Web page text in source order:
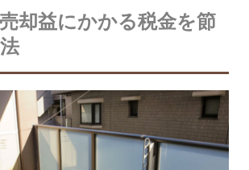
却益にかかる税金を節